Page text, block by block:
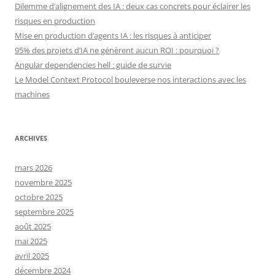
Dilemme d’alignement des IA : deux cas concrets pour éclairer les
risques en production
Mise en production d’agents IA : les risques à anticiper
95% des projets d’IA ne génèrent aucun ROI : pourquoi ?
Angular dependencies hell : guide de survie
Le Model Context Protocol bouleverse nos interactions avec les
machines
ARCHIVES
mars 2026
novembre 2025
octobre 2025
septembre 2025
août 2025
mai 2025
avril 2025
décembre 2024